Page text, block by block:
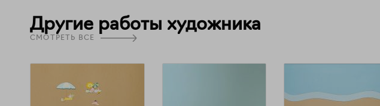
Другие работы художника
СМОТРЕТЬ ВСЕ